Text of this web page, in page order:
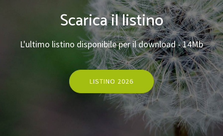
Scarica il listino
L'ultimo listino disponibile per il download - 14Mb
LISTINO 2026